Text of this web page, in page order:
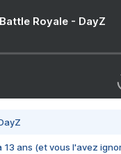
Royale - DayZ
13 ans (et vous l'avez